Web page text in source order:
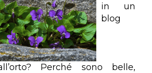
in un
blog
Perché sono belle,